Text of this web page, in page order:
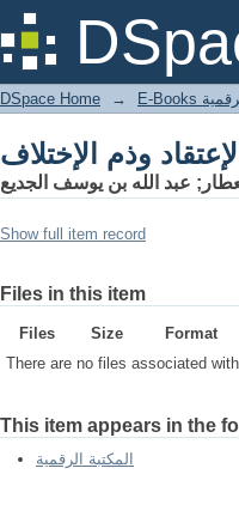
DSpace Home →
عبد الله بن يوسف الجديع
Show full item record
Files in this item
Files Size Format
There are no files associated
This item appears in the
المكتبة الرقمية